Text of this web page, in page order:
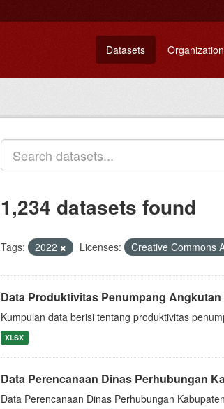
Datasets
1,234 datasets found
Tags: 2022 Licenses: Creative Commons
Data Produktivitas Penumpang
Kumpulan data berisi tentang produktivitas
XLSX
Data Perencanaan Dinas Perhubungan
Data Perencanaan Dinas Perhubungan